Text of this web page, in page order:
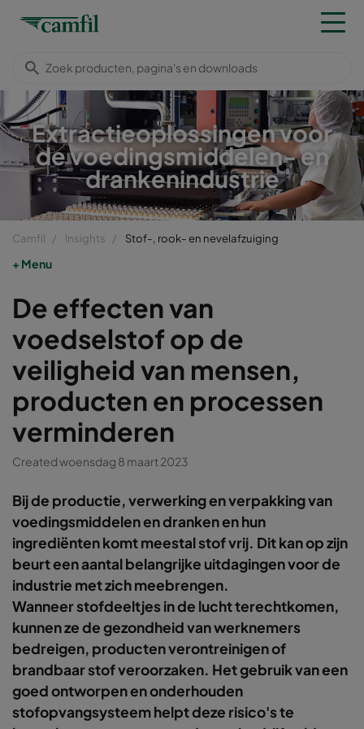
Extractieoplossingen voor
de voedingsmiddelen- en
drankenindustrie
Camfil Insights Stof-, rook- en nevelafzuiging
Menu
De effecten van
voedselstof op de
veiligheid van mensen,
producten en processen
verminderen
Created woensdag 8 maart 2023
Bij de productie, verwerking en verpakking van
voedingsmiddelen en dranken en hun
ingrediënten komt meestal stof vrij. Dit kan op zijn
beurt een aantal belangrijke uitdagingen voor de
industrie met zich meebrengen.
Wanneer stofdeeltjes in de lucht terechtkomen,
kunnen ze de gezondheid van werknemers
bedreigen, producten verontreinigen of
brandbaar stof veroorzaken. Het gebruik van een
goed ontworpen en onderhouden
stofopvangsysteem helpt deze risico's te